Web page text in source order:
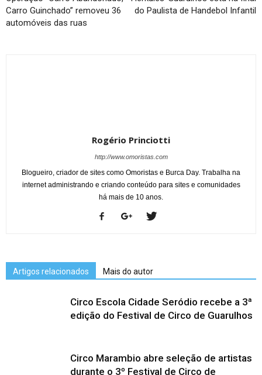
Carro Guinchado” removeu 36
automóveis das ruas
do Paulista de Handebol Infantil
Rogério Princiotti
http://www.omoristas.com
Blogueiro, criador de sites como Omoristas e Burca Day. Trabalha na
internet administrando e criando conteúdo para sites e comunidades
há mais de 10 anos.
Artigos relacionados Mais do autor
Circo Escola Cidade Seródio recebe a 3ª
edição do Festival de Circo de Guarulhos
Circo Marambio abre seleção de artistas
durante o 3º Festival de Circo de